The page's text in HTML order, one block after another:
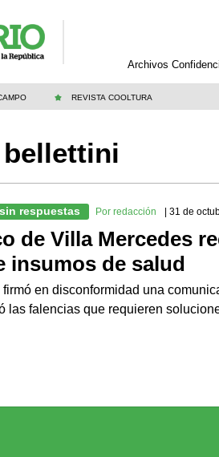
Archivos
REVISTA COOLTURA
respuestas Por redacción | 31 de
de Villa Mercedes
insumos de salud
en disconformidad una
las falencias que requieren